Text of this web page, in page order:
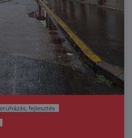
fejlesztés